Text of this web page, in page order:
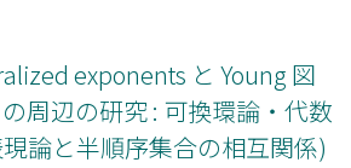
exponents と Young 図
周辺の研究 : 可換環論・代数
論と半順序集合の相互関係)